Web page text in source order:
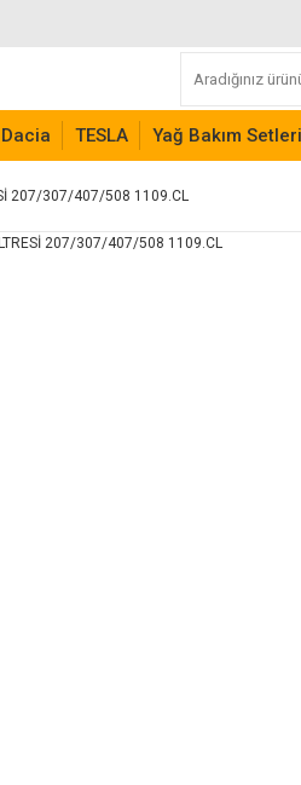
Dacia TESLA Yağ Bakım Setleri
207/307/407/508 1109.CL